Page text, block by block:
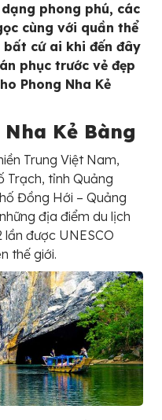
phong phú, các
cùng với quần thể
cứ ai khi đến đây
phục trước vẻ đẹp
Phong Nha Kẻ
Kẻ Bàng
Trung Việt Nam,
Trạch, tỉnh Quảng
Đồng Hới – Quảng
địa điểm du lịch
được UNESCO
thế giới.